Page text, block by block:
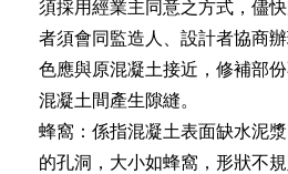
須採用經業主同意之方式，儘
者須會同監造人、設計者協商
色應與原混凝土接近，修補部
混凝土間產生隙縫。
蜂窩：係指混凝土表面缺水泥
的孔洞，大小如蜂窩，形狀不